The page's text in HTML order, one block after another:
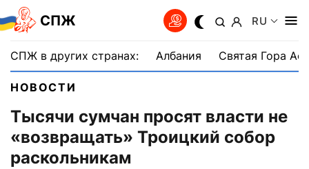
СПЖ RU
СПЖ в других странах: Албания Святая Гора
НОВОСТИ
Тысячи сумчан просят власти не
«возвращать» Троицкий собор
раскольникам